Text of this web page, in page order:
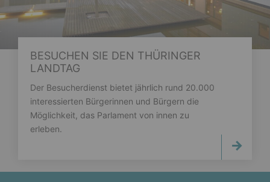
BESUCHEN SIE DEN THÜRINGER
LANDTAG
Der Besucherdienst bietet jährlich rund 20.000
interessierten Bürgerinnen und Bürgern die
Möglichkeit, das Parlament von innen zu
erleben.